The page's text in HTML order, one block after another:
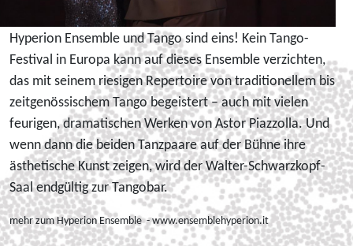
Hyperion Ensemble und Tango sind eins! Kein Tango-
Festival in Europa kann auf dieses Ensemble verzichten,
das mit seinem riesigen Repertoire von traditionellem bis
zeitgenössischem Tango begeistert – auch mit vielen
feurigen, dramatischen Werken von Astor Piazzolla. Und
wenn dann die beiden Tanzpaare auf der Bühne ihre
ästhetische Kunst zeigen, wird der Walter-Schwarzkopf-
Saal endgültig zur Tangobar.
mehr zum Hyperion Ensemble - www.ensemblehyperion.it